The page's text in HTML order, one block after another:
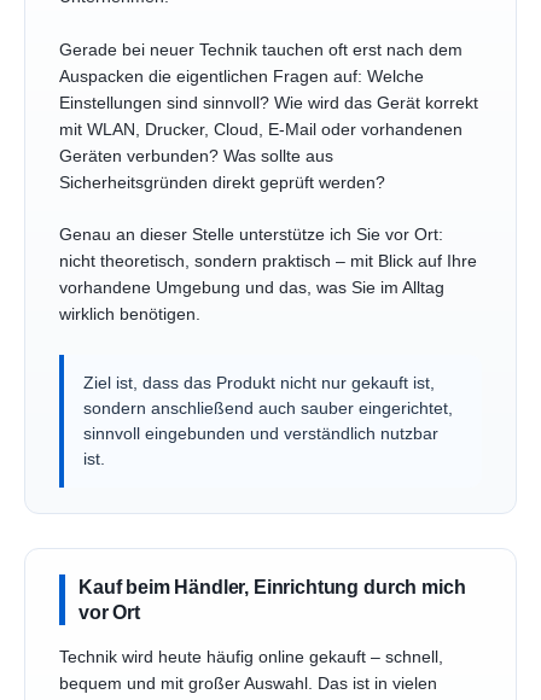
Gerade bei neuer Technik tauchen oft erst nach dem
Auspacken die eigentlichen Fragen auf: Welche
Einstellungen sind sinnvoll? Wie wird das Gerät korrekt
mit WLAN, Drucker, Cloud, E-Mail oder vorhandenen
Geräten verbunden? Was sollte aus
Sicherheitsgründen direkt geprüft werden?
Genau an dieser Stelle unterstütze ich Sie vor Ort:
nicht theoretisch, sondern praktisch – mit Blick auf Ihre
vorhandene Umgebung und das, was Sie im Alltag
wirklich benötigen.
Ziel ist, dass das Produkt nicht nur gekauft ist,
sondern anschließend auch sauber eingerichtet,
sinnvoll eingebunden und verständlich nutzbar
ist.
Kauf beim Händler, Einrichtung durch mich
vor Ort
Technik wird heute häufig online gekauft – schnell,
bequem und mit großer Auswahl. Das ist in vielen